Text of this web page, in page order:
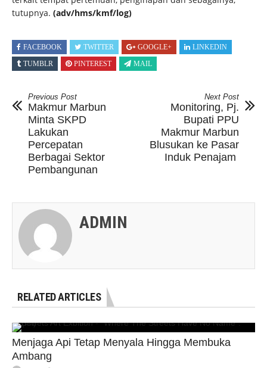
tutupnya. (adv/hms/kmf/log)
FACEBOOK TWITTER GOOGLE+
LINKEDIN
TUMBLR
PINTEREST MAIL
Previous Post
Makmur Marbun
Minta SKPD
Lakukan
Percepatan
Berbagai Sektor
Pembangunan
Next Post
Monitoring, Pj.
Bupati PPU
Makmur Marbun
Blusukan ke Pasar
Induk Penajam
ADMIN
RELATED ARTICLES
Menjaga Api Tetap Menyala Hingga Membuka
Ambang